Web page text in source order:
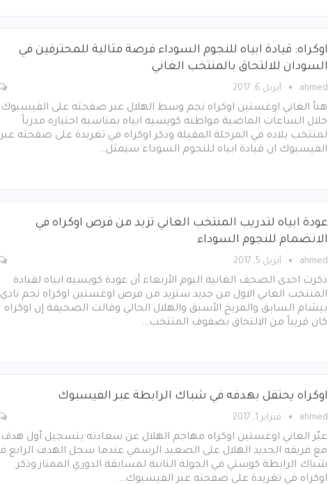
اوكراه: قيادة ابياه للنجوم السوداء فرصة مثالية للمحترفين في
السودان للالتحاق بالمنتخب الغاني
ahmed أبريل 6, 2017
هنأ الغاني اوغستين اوكراه نجم وسط الهلال عبر صفحته على الفيسبوك
خلال الساعات الماضية مواطنه كويسيه ابياه بمناسبة اختياره مدرباً
لمنتخب بلاده في المرحلة المقبلة وذكر اوكراه في تغريدة على صفحته عبر
الفيسبوك ان قيادة ابياه للنجوم السوداء سيمثل…
عودة ابياه لتدريب المنتخب الغاني تزيد من فرص اوكراه في
الانضمام للنجوم السوداء
ahmed أبريل 5, 2017
ذكرت احدى الصحف الغانية اليوم الأربعاء أن عودة كويسيه ابياه لقيادة
المنتخب الغاني الاول من جديد ستزيد من فرص اوغستين اوكراه نجم نادي
بيشام السابق والمريخ الأسبق والهلال الحالي وقالت الصحيفة إن اوكراه
كان قريباً من الالتحاق بصفوف المنتخب…
اوكراه يحتفل بهدفه في شباك الرابطة عبر الفيسبوك
ahmed فبراير 1, 2017
عبّر الغاني اوغستين اوكراه مهاجم الهلال عن سعادته بتسجيل أول هدف
مع فريقه الجديد الهلال على الصعيد الرسمي عندما سجل الهدف الرابع
شباك الرابطة كوستي في الجولة الثانية لمسابقة الدوري الممتاز وذكر
اوكراه في تغريدة على صفحته عبر الفيسبوك…